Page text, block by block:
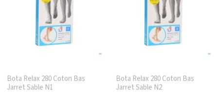
Bota Relax 280 Coton Bas
Jarret Sable N1
Bota Relax 280 Coton Bas
Jarret Sable N2